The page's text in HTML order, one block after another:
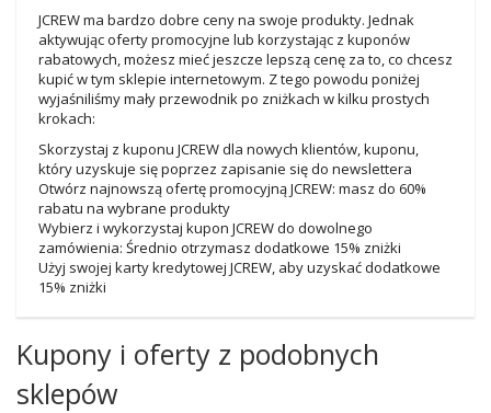
JCREW ma bardzo dobre ceny na swoje produkty. Jednak
aktywując oferty promocyjne lub korzystając z kuponów
rabatowych, możesz mieć jeszcze lepszą cenę za to, co chcesz
kupić w tym sklepie internetowym. Z tego powodu poniżej
wyjaśniliśmy mały przewodnik po zniżkach w kilku prostych
krokach:
Skorzystaj z kuponu JCREW dla nowych klientów, kuponu,
który uzyskuje się poprzez zapisanie się do newslettera
Otwórz najnowszą ofertę promocyjną JCREW: masz do 60%
rabatu na wybrane produkty
Wybierz i wykorzystaj kupon JCREW do dowolnego
zamówienia: Średnio otrzymasz dodatkowe 15% zniżki
Użyj swojej karty kredytowej JCREW, aby uzyskać dodatkowe
15% zniżki
Kupony i oferty z podobnych
sklepów